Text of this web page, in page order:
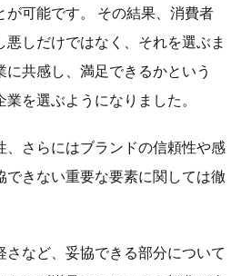
が可能です。 その結果、消費者
しだけではなく、それを選ぶま
共感し、満足できるかという
業を選ぶようになりました。
、さらにはブランドの信頼性や感
できない重要な要素に関しては徹
さなど、妥協できる部分について